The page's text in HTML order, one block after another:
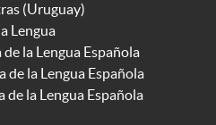
(Uruguay)
Lengua
la Lengua Española
de la Lengua Española
de la Lengua Española